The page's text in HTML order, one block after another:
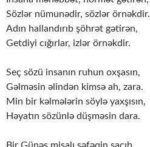
Sözlər nümunədir, sözlər örnəkdir.
Adın hallandırıb şöhrət gətirən,
Getdiyi cığırlar, izlər örnəkdir.
Seç sözü insanın ruhun oxşasın,
Gəlməsin əlindən kimsə ah, zara.
Min bir kəlmələrin söylə yaxşısın,
Həyatın sözünlə düşməsin dara.
Bir Günəş misalı şəfəqin saçıb,